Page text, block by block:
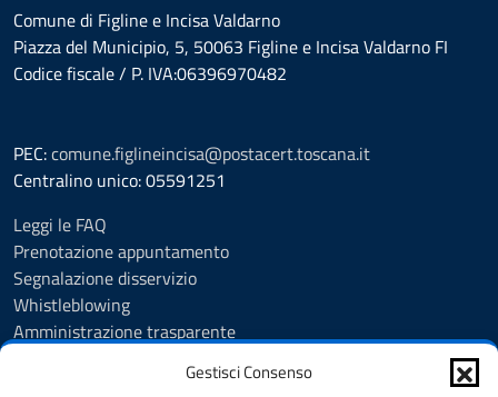
Gestisci Consenso
Comune di Figline e Incisa Valdarno
Piazza del Municipio, 5, 50063 Figline e Incisa Valdarno FI
Codice fiscale / P. IVA:06396970482
PEC:comune.figlineincisa@postacert.toscana.it
Centralino unico: 05591251
Leggi le FAQ
Prenotazione appuntamento
Segnalazione disservizio
Whistleblowing
Amministrazione trasparente